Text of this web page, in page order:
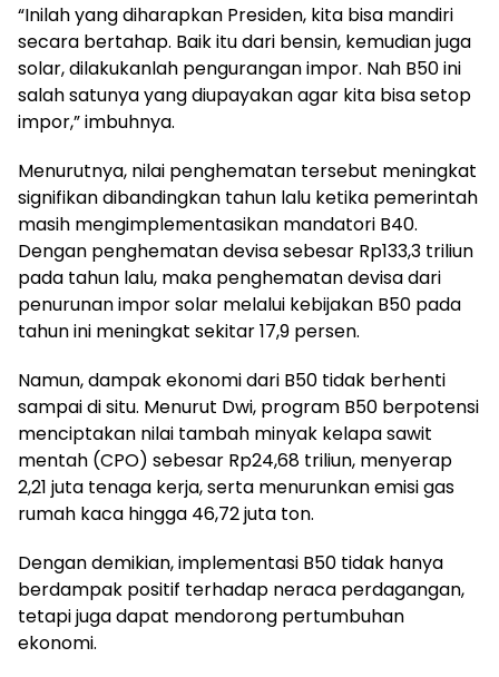
“Inilah yang diharapkan Presiden, kita bisa mandiri
secara bertahap. Baik itu dari bensin, kemudian juga
solar, dilakukanlah pengurangan impor. Nah B50 ini
salah satunya yang diupayakan agar kita bisa setop
impor,” imbuhnya.
Menurutnya, nilai penghematan tersebut meningkat
signifikan dibandingkan tahun lalu ketika pemerintah
masih mengimplementasikan mandatori B40.
Dengan penghematan devisa sebesar Rp133,3 triliun
pada tahun lalu, maka penghematan devisa dari
penurunan impor solar melalui kebijakan B50 pada
tahun ini meningkat sekitar 17,9 persen.
Namun, dampak ekonomi dari B50 tidak berhenti
sampai di situ. Menurut Dwi, program B50 berpotensi
menciptakan nilai tambah minyak kelapa sawit
mentah (CPO) sebesar Rp24,68 triliun, menyerap
2,21 juta tenaga kerja, serta menurunkan emisi gas
rumah kaca hingga 46,72 juta ton.
Dengan demikian, implementasi B50 tidak hanya
berdampak positif terhadap neraca perdagangan,
tetapi juga dapat mendorong pertumbuhan
ekonomi.